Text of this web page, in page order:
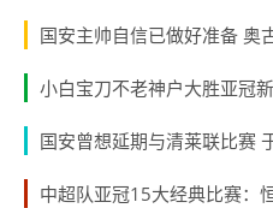
国安主帅自信已做好准备 奥
小白宝刀不老神户大胜亚冠
国安曾想延期与清莱联比赛
中超队亚冠15大经典比赛：